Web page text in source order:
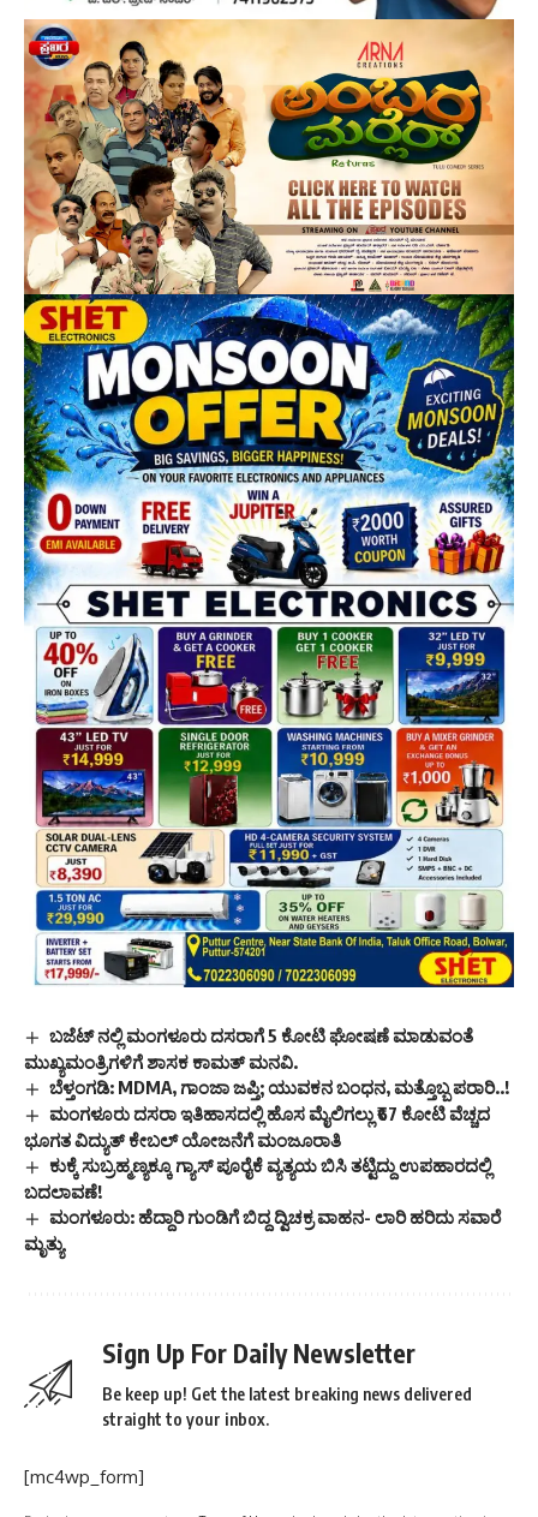
ಬಜೆಟ್ ನಲ್ಲಿ ಮಂಗಳೂರು ದಸರಾಗೆ 5 ಕೋಟಿ ಘೋಷಣೆ ಮಾಡುವಂತೆ
ಮುಖ್ಯಮಂತ್ರಿಗಳಿಗೆ ಶಾಸಕ ಕಾಮತ್ ಮನವಿ.
ಬೆಳ್ತಂಗಡಿ: MDMA, ಗಾಂಜಾ ಜಪ್ತಿ; ಯುವಕನ ಬಂಧನ, ಮತ್ತೊಬ್ಬ ಪರಾರಿ..!
ಮಂಗಳೂರು ದಸರಾ ಇತಿಹಾಸದಲ್ಲಿ ಹೊಸ ಮೈಲಿಗಲ್ಲು ₹67 ಕೋಟಿ ವೆಚ್ಚದ
ಭೂಗತ ವಿದ್ಯುತ್ ಕೇಬಲ್ ಯೋಜನೆಗೆ ಮಂಜೂರಾತಿ
ಕುಕ್ಕೆ ಸುಬ್ರಹ್ಮಣ್ಯಕ್ಕೂ ಗ್ಯಾಸ್ ಪೂರೈಕೆ ವ್ಯತ್ಯಯ ಬಿಸಿ ತಟ್ಟಿದ್ದು ಉಪಹಾರದಲ್ಲಿ
ಬದಲಾವಣೆ!
ಮಂಗಳೂರು: ಹೆದ್ದಾರಿ ಗುಂಡಿಗೆ ಬಿದ್ದ ದ್ವಿಚಕ್ರ ವಾಹನ- ಲಾರಿ ಹರಿದು ಸವಾರೆ
ಮೃತ್ಯು
Sign Up For Daily Newsletter
Be keep up! Get the latest breaking news delivered
straight to your inbox.
[mc4wp_form]